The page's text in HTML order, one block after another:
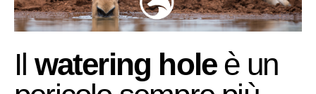
Il watering holeè un